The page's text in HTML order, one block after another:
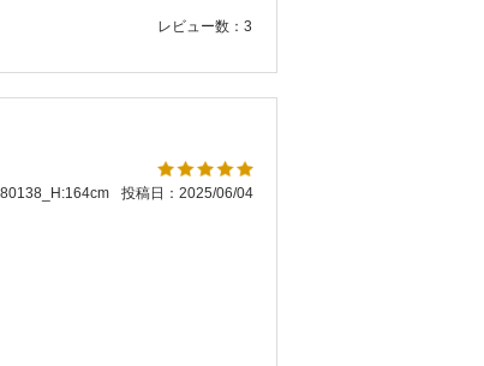
レビュー数：3
投稿日：2025/06/04